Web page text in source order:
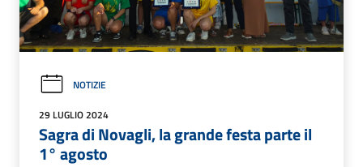
NOTIZIE
29 LUGLIO 2024
Sagra di Novagli, la grande festa parte il
1° agosto